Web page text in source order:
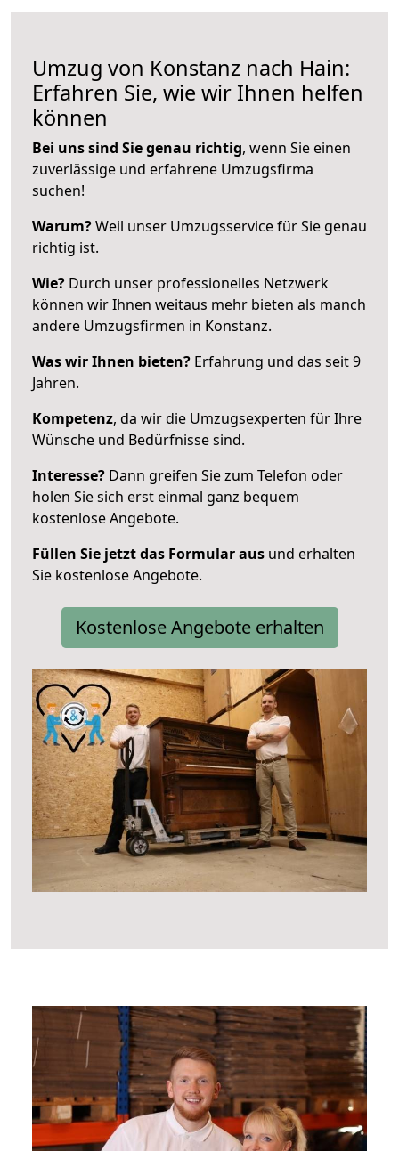
Umzug von Konstanz nach Hain:
Erfahren Sie, wie wir Ihnen helfen
können
Bei uns sind Sie genau richtig, wenn Sie einen
zuverlässige und erfahrene Umzugsfirma
suchen!
Warum?Weil unser Umzugsservice für Sie genau
richtig ist.
Wie? Durch unser professionelles Netzwerk
können wir Ihnen weitaus mehr bieten als manch
andere Umzugsfirmen in Konstanz.
Was wir Ihnen bieten? Erfahrung und das seit 9
Jahren.
Kompetenz, da wir die Umzugsexperten für Ihre
Wünsche und Bedürfnisse sind.
Interesse? Dann greifen Sie zum Telefon oder
holen Sie sich erst einmal ganz bequem
kostenlose Angebote.
Füllen Sie jetzt das Formular aus und erhalten
Sie kostenlose Angebote.
Kostenlose Angebote erhalten